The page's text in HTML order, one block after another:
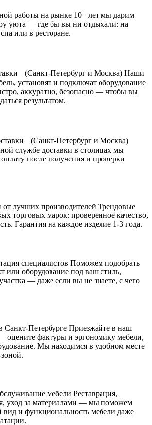
работы на рынке 10+ лет мы дарим
уюта — где бы вы ни отдыхали: на
или в ресторане.
(Санкт-Петербург и Москва) Наши
установят и подключат оборудование
аккуратно, безопасно — чтобы вы
результатом.
(Санкт-Петербург и Москва)
службе доставки в столицах мы
после получения и проверки
от лучших производителей Трендовые
торговых марок: проверенное качество,
Гарантия на каждое изделие 1-3 года.
специалистов Поможем подобрать
или оборудование под ваш стиль,
— даже если вы не знаете, с чего
Санкт-Петербурге Приезжайте в наш
оцените фактуры и эргономику мебели,
Мы находимся в удобном месте
мебели Реставрация,
уход за материалами — мы поможем
вид и функциональность мебели даже